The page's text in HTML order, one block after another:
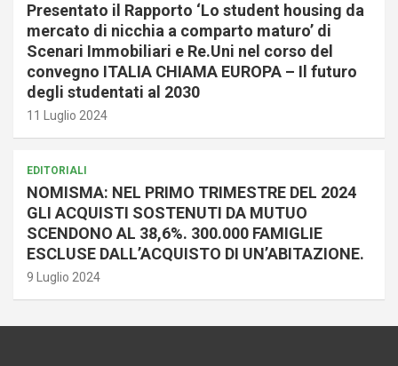
Presentato il Rapporto ‘Lo student housing da
mercato di nicchia a comparto maturo’ di
Scenari Immobiliari e Re.Uni nel corso del
convegno ITALIA CHIAMA EUROPA – Il futuro
degli studentati al 2030
11 Luglio 2024
EDITORIALI
NOMISMA: NEL PRIMO TRIMESTRE DEL 2024
GLI ACQUISTI SOSTENUTI DA MUTUO
SCENDONO AL 38,6%. 300.000 FAMIGLIE
ESCLUSE DALL’ACQUISTO DI UN’ABITAZIONE.
9 Luglio 2024